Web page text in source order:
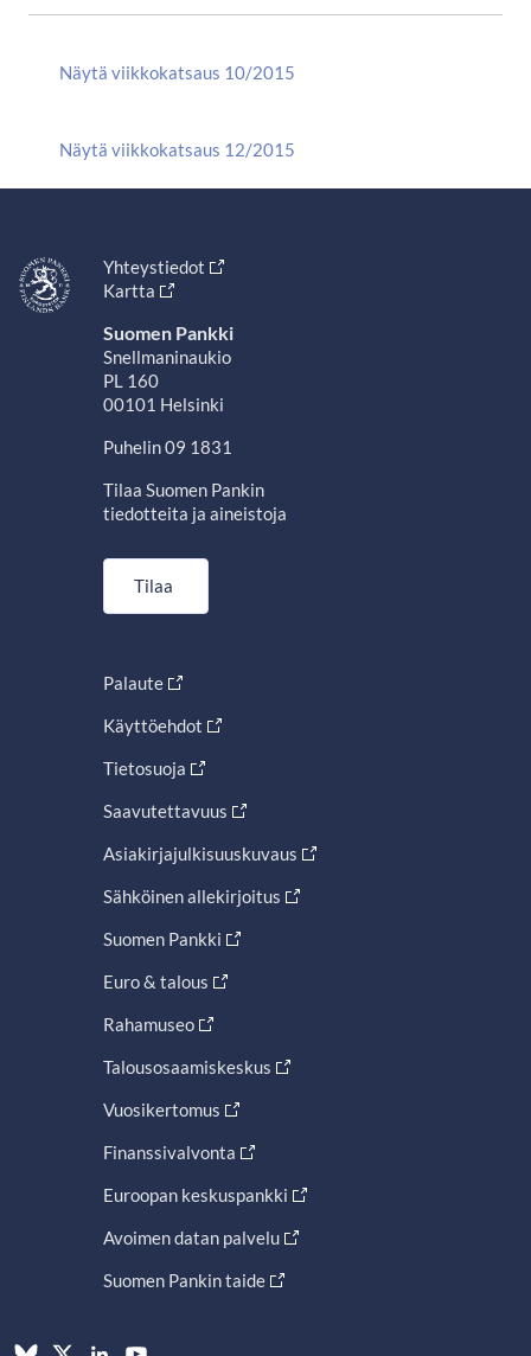
Näytä viikkokatsaus 10/2015
Näytä viikkokatsaus 12/2015
Yhteystiedot
Kartta
Suomen Pankki
Snellmaninaukio
PL 160
00101 Helsinki
Puhelin 09 1831
Tilaa Suomen Pankin
tiedotteita ja aineistoja
Tilaa
Palaute
Käyttöehdot
Tietosuoja
Saavutettavuus
Asiakirjajulkisuuskuvaus
Sähköinen allekirjoitus
Suomen Pankki
Euro & talous
Rahamuseo
Talousosaamiskeskus
Vuosikertomus
Finanssivalvonta
Euroopan keskuspankki
Avoimen datan palvelu
Suomen Pankin taide